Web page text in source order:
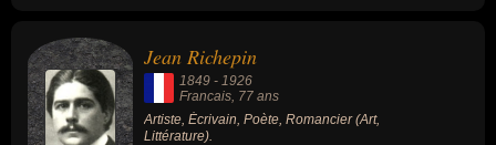
française et s'exile en Espagne où il meurt
en 1968.
Jean Richepin
1849 - 1926
Francais , 77 ans
Artiste, Écrivain, Poète, Romancier (Art,
Littérature).